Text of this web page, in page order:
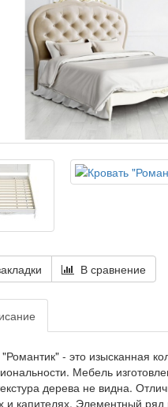
В сравнение
- это изысканная
Мебель
дерева не видна.
капителях. Элементный ряд